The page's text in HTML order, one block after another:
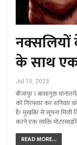
नक्सलियों
के साथ एक
Jul 15, 2023
बीजापुर । बासागुड़ा
को गिरफ्तार कर शनिवार
है। मुखबिर से सूचना मिली
करने एक व्यक्ति
READ MORE...